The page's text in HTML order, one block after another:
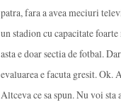
patra, fara a avea meciuri
un stadion cu capacitate
asta e doar sectia de fotbal.
evaluarea e facuta gresit. Ok.
Altceva ce sa spun. Nu voi sta